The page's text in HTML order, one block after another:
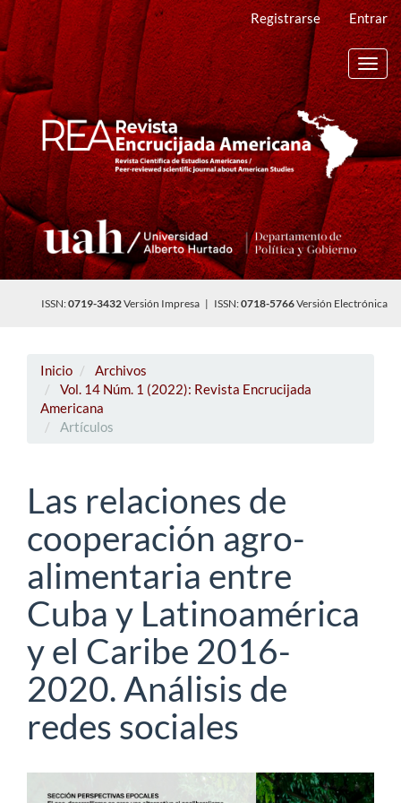
Navegación
principal
Contenido
principal
Barra
lateral
Registrarse Entrar
ISSN:0719-3432Versión Impresa | ISSN:0718-5766Versión Electrónica
Inicio
Archivos
Vol. 14 Núm. 1 (2022): Revista Encrucijada
Americana
Artículos
Las relaciones de
cooperación agro-
alimentaria entre
Cuba y Latinoamérica
y el Caribe 2016-
2020. Análisis de
redes sociales
Barra